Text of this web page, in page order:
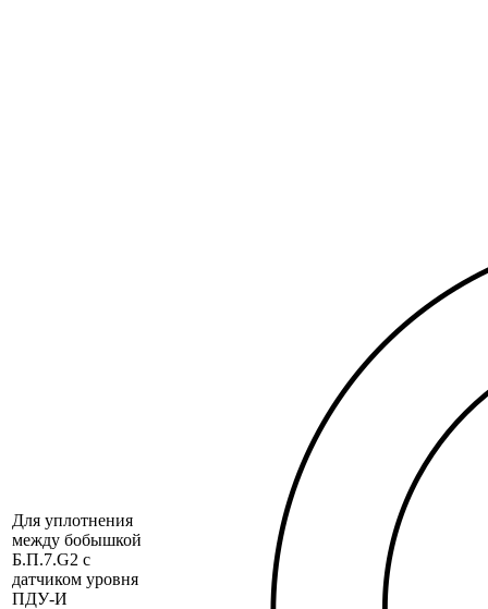
Для уплотнения
между бобышкой
Б.П.7.G2 с
датчиком уровня
ПДУ-И